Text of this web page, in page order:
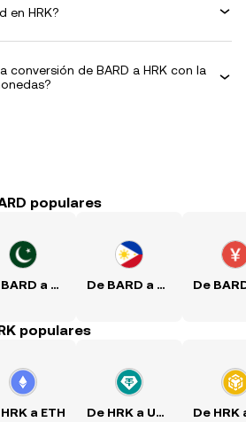
en HRK?
conversión de BARD a HRK con la
populares
De BARD a PKR De BARD a PHP
populares
a ETH De HRK a USDT